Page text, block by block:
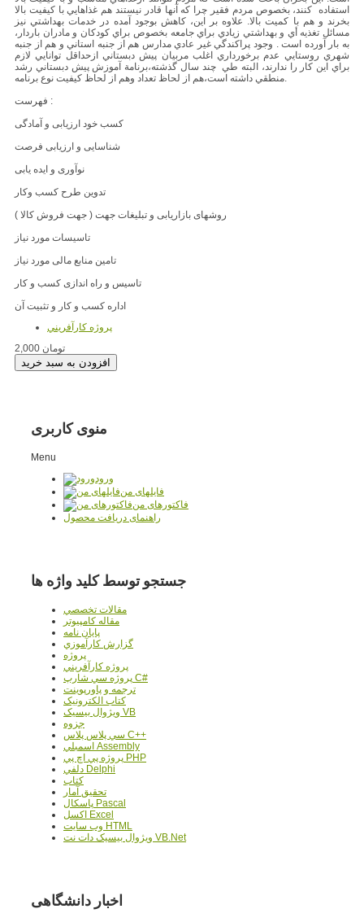
استفاده كنند، بخصوص مردم فقير چرا كه آنها قادر نيستند هم غذاهايي با كيفيت بالا
بخرند و هم با كميت بالا. علاوه بر اين، كاهش بوجود آمده در خدمات بهداشتي نيز
مسائل تغذيه أي و بهداشتي زيادي براي جامعه بخصوص براي كودكان و مادران باردار،
به بار آورده است . وجود پراكندگي غير عادي مدارس هم از جنبه استاني و هم از جنبه
شهري روستايي عدم برخورداري اغلب مربيان پيش دبستاني ازحداقل توانايي لازم
براي اين كار را ندارند، البته طي چند سال گذشته،برنامة آموزش پيش دبستاني رشد
منطقي داشته است،هم از لحاظ تعداد وهم از لحاظ كيفيت نوع برنامه.
فهرست :
کسب خود ارزیابی و آمادگی
شناسایی و ارزیابی فرصت
نوآوری و ایده یابی
تدوین طرح کسب وکار
روشهای بازاریابی و تبلیغات جهت ( جهت فروش کالا )
تاسیسات مورد نیاز
تامین منابع مالی مورد نیاز
تاسیس و راه اندازی کسب و کار
اداره کسب و کار و تثبیت آن
پروژه کارآفريني
2,000 تومان
منوی کاربری
Menu
ورود
فایلهای من
فاکتورهای من
راهنمای دریافت محصول
جستجو توسط کلید واژه ها
مقالات تخصصي
مقاله کامپیوتر
پایان نامه
گزارش کارآموزي
پروژه
پروژه کارآفريني
پروژه سي شارپ C#
ترجمه و پاورپوينت
کتاب الکترونيک
ويژوال بيسيک VB
جزوه
سي پلاس پلاس C++
اسمبلي Assembly
پروژه پي اچ پي PHP
دلفي Delphi
کتاب
تحقيق آمار
پاسکال Pascal
اکسل Excel
وب سايت HTML
ويژوال بيسيک دات نت VB.Net
اخبار دانشگاهی